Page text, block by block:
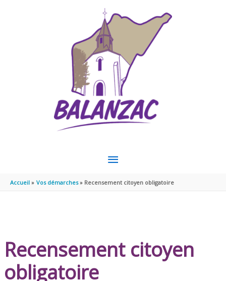
MENU
PRINCIPAL
Accueil Vos démarches Recensement citoyen obligatoire
Recensement citoyen
obligatoire